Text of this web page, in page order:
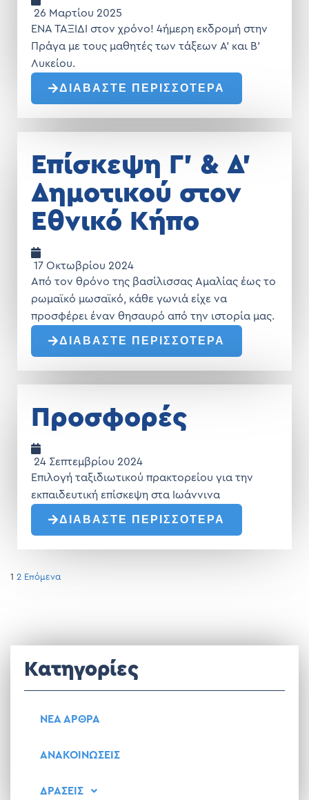
26 Μαρτίου 2025
ΕΝΑ ΤΑΞΙΔΙ στον χρόνο! 4ήμερη εκδρομή στην
Πράγα με τους μαθητές των τάξεων Α' και Β'
Λυκείου.
ΔΙΑΒΑΣΤΕ ΠΕΡΙΣΣΟΤΕΡΑ
Επίσκεψη Γ’ & Δ’
Δημοτικού στον
Εθνικό Κήπο
17 Οκτωβρίου 2024
Από τον θρόνο της βασίλισσας Αμαλίας έως το
ρωμαϊκό μωσαϊκό, κάθε γωνιά είχε να
προσφέρει έναν θησαυρό από την ιστορία μας.
ΔΙΑΒΑΣΤΕ ΠΕΡΙΣΣΟΤΕΡΑ
Προσφορές
24 Σεπτεμβρίου 2024
Επιλογή ταξιδιωτικού πρακτορείου για την
εκπαιδευτική επίσκεψη στα Ιωάννινα
ΔΙΑΒΑΣΤΕ ΠΕΡΙΣΣΟΤΕΡΑ
1 2 Επόμενα
Κατηγορίες
ΝΕΑ ΑΡΘΡΑ
ΑΝΑΚΟΙΝΩΣΕΙΣ
ΔΡΑΣΕΙΣ